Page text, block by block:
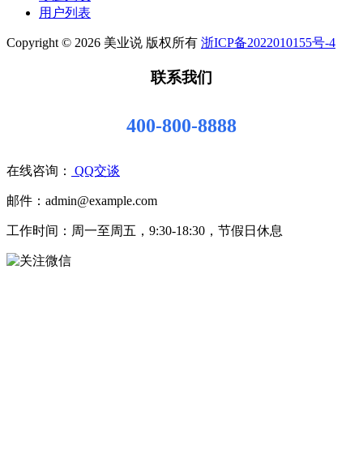
用户列表
Copyright © 2026 美业说 版权所有 浙ICP备2022010155号-4
联系我们
400-800-8888
在线咨询： QQ交谈
邮件：admin@example.com
工作时间：周一至周五，9:30-18:30，节假日休息